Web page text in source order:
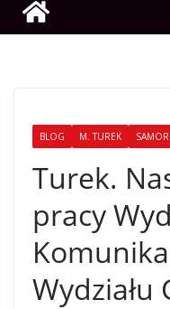
BLOG M. TUREK
Turek.
pracy
Wydziału